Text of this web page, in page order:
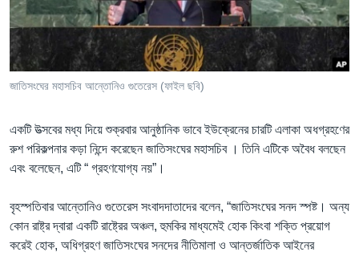
Learning English
FOLLOW US
অন্য ভাষায় ওয়েব সাইট
জাতিসংঘের মহাসচিব আন্তোনিও গুতেরেস (ফাইল ছবি)
একটি উত্সবের মধ্য দিয়ে শুক্রবার আনুষ্ঠানিক ভাবে ইউক্রেনের চারটি এলাকা অধগ্রহণের
রুশ পরিকল্পনার কড়া নিন্দে করেছেন জাতিসংঘের মহাসচিব । তিনি এটিকে অবৈধ বলছেন
এবং বলেছেন, এটি “ গ্রহণযোগ্য নয়”।
বৃহস্পতিবার আন্তোনিও গুতেরেস সংবাদদাতাদের বলেন, “জাতিসংঘের সনদ স্পষ্ট। অন্য
কোন রাষ্ট্র দ্বারা একটি রাষ্ট্রের অঞ্চল, হুমকির মাধ্যমেই হোক কিংবা শক্তি প্রয়োগ
করেই হোক, অধিগ্রহণ জাতিসংঘের সনদের নীতিমালা ও আন্তর্জাতিক আইনের